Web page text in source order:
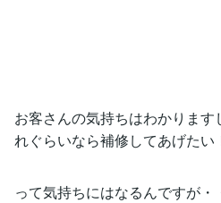
お客さんの気持ちはわかりま
れぐらいなら補修してあげたい
って気持ちにはなるんですが・